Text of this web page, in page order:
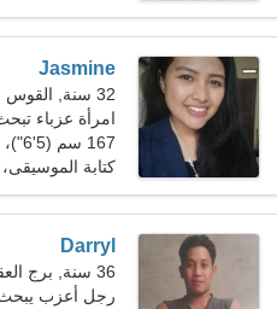
Jasmine
32 سنة, القوس
امرأة عزباء تبحث
167 سم (5'6")، 63 كجم (138 رطلا)
كتابة
Darryl
36 سنة, برج العقرب
رجل أعزب